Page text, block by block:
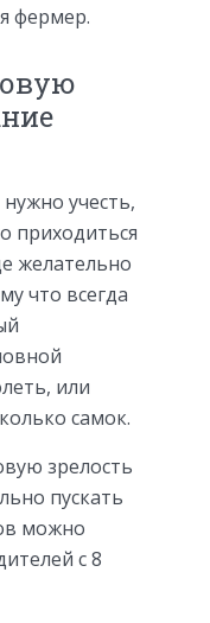
фермер.
учесть,
приходиться
желательно
что всегда
или
самок.
зрелость
пускать
можно
с 8